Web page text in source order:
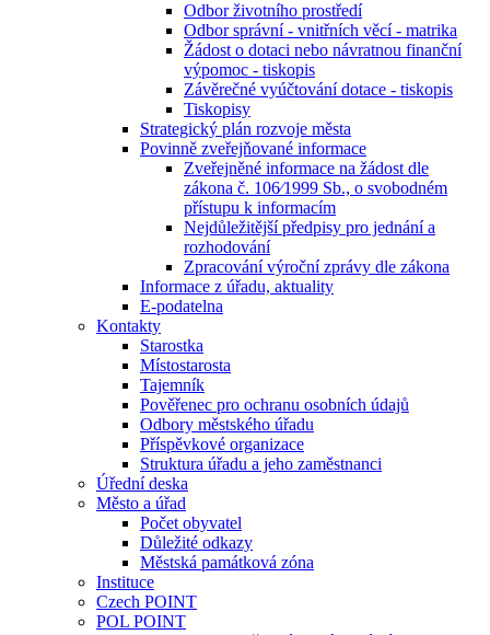
Odbor životního prostředí
Odbor správní - vnitřních věcí - matrika
Žádost o dotaci nebo návratnou finanční
výpomoc - tiskopis
Závěrečné vyúčtování dotace - tiskopis
Tiskopisy
Strategický plán rozvoje města
Povinně zveřejňované informace
Zveřejněné informace na žádost dle
zákona č. 106⁄1999 Sb., o svobodném
přístupu k informacím
Nejdůležitější předpisy pro jednání a
rozhodování
Zpracování výroční zprávy dle zákona
Informace z úřadu, aktuality
E-podatelna
Kontakty
Starostka
Místostarosta
Tajemník
Pověřenec pro ochranu osobních údajů
Odbory městského úřadu
Příspěvkové organizace
Struktura úřadu a jeho zaměstnanci
Úřední deska
Město a úřad
Počet obyvatel
Důležité odkazy
Městská památková zóna
Instituce
Czech POINT
POL POINT